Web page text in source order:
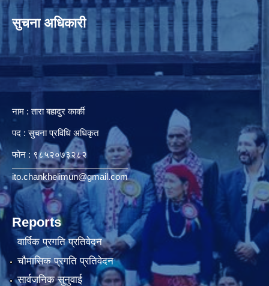
सुचना अधिकारी
नाम : तारा बहादुर कार्की
पद : सुचना प्रविधि अधिकृत
फोन : ९८५२०७३२८२
ito.chankhelimun@gmail.com
Reports
वार्षिक प्रगति प्रतिवेदन
चौमासिक प्रगति प्रतिवेदन
सार्वजनिक सुनुवाई